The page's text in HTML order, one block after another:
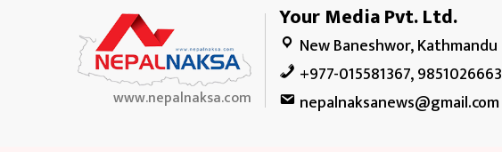
www.nepalnaksa.com
Your Media Pvt. Ltd.
New Baneshwor, Kathmandu
+977-015581367, 9851026663
nepalnaksanews@gmail.com